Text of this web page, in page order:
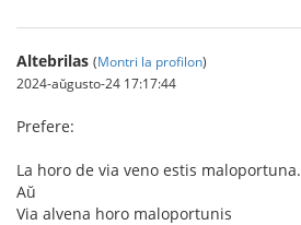
Altebrilas (Montri la profilon)
2024-aŭgusto-24 17:17:44
Prefere:
La horo de via veno estis maloportuna.
Aŭ
Via alvena horo maloportunis